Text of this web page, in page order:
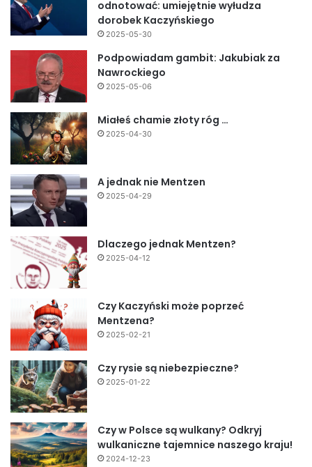
odnotować: umiejętnie wyłudza
dorobek Kaczyńskiego
2025-05-30
Podpowiadam gambit: Jakubiak za
Nawrockiego
2025-05-06
Miałeś chamie złoty róg …
2025-04-30
A jednak nie Mentzen
2025-04-29
Dlaczego jednak Mentzen?
2025-04-12
Czy Kaczyński może poprzeć
Mentzena?
2025-02-21
Czy rysie są niebezpieczne?
2025-01-22
Czy w Polsce są wulkany? Odkryj
wulkaniczne tajemnice naszego kraju!
2024-12-23